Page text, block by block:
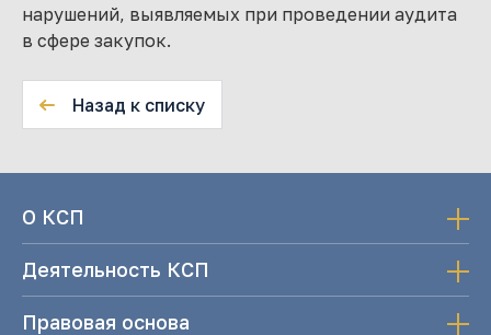
нарушений, выявляемых при проведении аудита
в сфере закупок.
Назад к списку
О КСП
Деятельность КСП
Правовая основа